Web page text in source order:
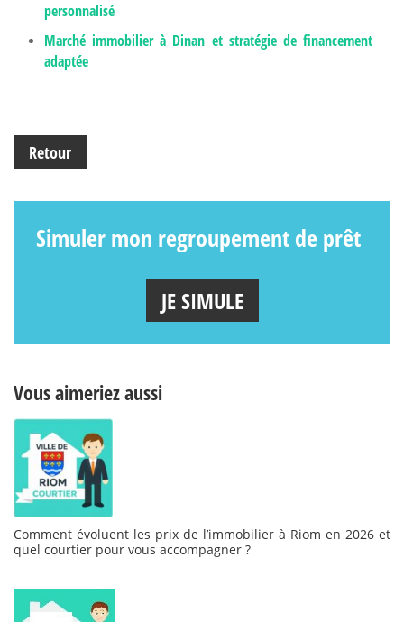
personnalisé
Marché immobilier à Dinan et stratégie de financement
adaptée
Retour
Simuler mon regroupement de prêt
JE SIMULE
Vous aimeriez aussi
Comment évoluent les prix de l’immobilier à Riom en 2026 et
quel courtier pour vous accompagner ?